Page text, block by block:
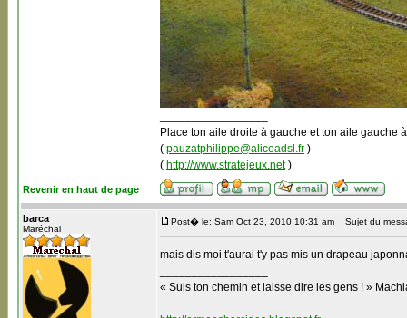
Place ton aile droite à gauche et ton aile gauche
( pauzatphilippe@aliceadsl.fr )
( http://www.stratejeux.net)
Revenir en haut de page
barca
Maréchal
Post� le: Sam Oct 23, 2010 10:31 am Sujet du
mais dis moi t'aurai t'y pas mis un drapeau
« Suis ton chemin et laisse dire les gens ! »